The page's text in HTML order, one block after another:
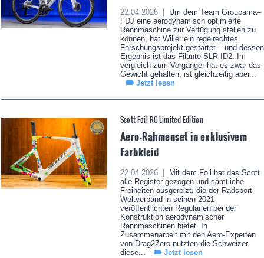
22.04.2026 |
Um dem Team Groupama–
FDJ eine aerodynamisch optimierte
Rennmaschine zur Verfügung stellen zu
können, hat Wilier ein regelrechtes
Forschungsprojekt gestartet – und dessen
Ergebnis ist das Filante SLR ID2. Im
vergleich zum Vorgänger hat es zwar das
Gewicht gehalten, ist gleichzeitig aber...
Jetzt lesen
Scott Foil RC Limited Edition
Aero-Rahmenset in exklusivem
Farbkleid
22.04.2026 |
Mit dem Foil hat das Scott
alle Register gezogen und sämtliche
Freiheiten ausgereizt, die der Radsport-
Weltverband in seinen 2021
veröffentlichten Regularien bei der
Konstruktion aerodynamischer
Rennmaschinen bietet. In
Zusammenarbeit mit den Aero-Experten
von Drag2Zero nutzten die Schweizer
diese...
Jetzt lesen